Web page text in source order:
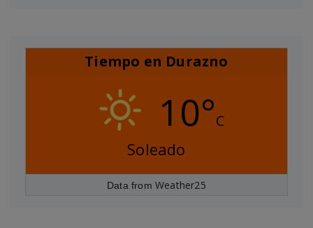
Tiempo en Durazno
10°C
Soleado
Data fromWeather25